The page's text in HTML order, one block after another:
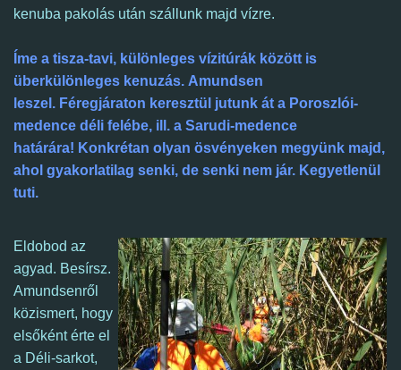
kenuba pakolás után szállunk majd vízre.
Íme a tisza-tavi, különleges vízitúrák között is
überkülönleges kenuzás. Amundsen
leszel. Féregjáraton keresztül jutunk át a Poroszlói-
medence déli felébe, ill. a Sarudi-medence
határára! Konkrétan olyan ösvényeken megyünk majd,
ahol gyakorlatilag senki, de senki nem jár. Kegyetlenül
tuti.
Eldobod az
agyad. Besírsz.
Amundsenről
közismert, hogy
elsőként érte el
a Déli-sarkot,